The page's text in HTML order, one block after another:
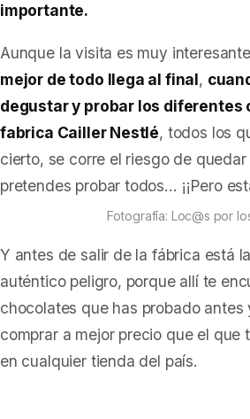
importante.
Aunque la visita es muy
mejor de todo llega al final,
degustar y probar los diferentes
fabrica Cailler Nestlé, todos los
cierto, se corre el riesgo de
pretendes probar todos… ¡¡Pero
Fotografía: Loc@s por
Y antes de salir de la fábrica está
auténtico peligro, porque allí te
chocolates que has probado antes
comprar a mejor precio que el que
en cualquier tienda del país.